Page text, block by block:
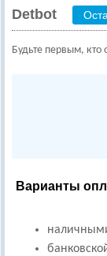
Detbot
Будьте первым, кто
Варианты